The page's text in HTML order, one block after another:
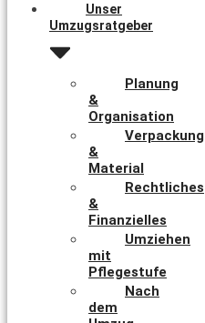
Unser
Umzugsratgeber
Planung
&
Organisation
Verpackung
&
Material
Rechtliches
&
Finanzielles
Umziehen
mit
Pflegestufe
Nach
dem